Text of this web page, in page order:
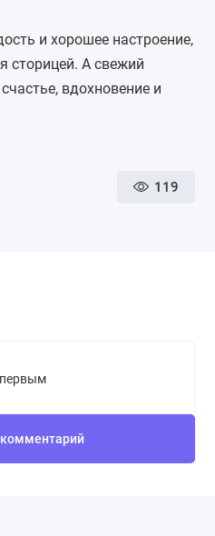
и хорошее настроение,
сторицей. А свежий
вдохновение и
119